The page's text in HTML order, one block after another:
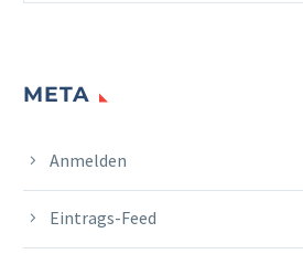
META
Anmelden
Eintrags-Feed